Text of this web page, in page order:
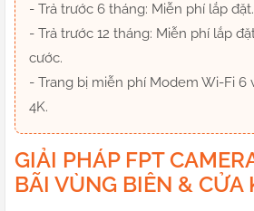
- Trả trước 6 tháng: Miễn phí lắp đặt.
- Trả trước 12 tháng: Miễn phí lắp
cước.
- Trang bị miễn phí Modem Wi-Fi 6
4K.
GIẢI PHÁP FPT
BÃI VÙNG BIÊN & CỬA